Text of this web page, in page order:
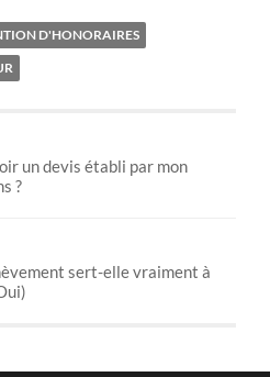
D'HONORAIRES
un devis établi par mon
?
sert-elle vraiment à